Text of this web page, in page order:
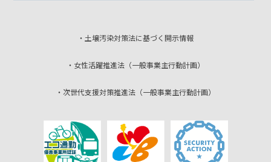
・土壌汚染対策法に基づく開示情報
・女性活躍推進法（一般事業主行動計画）
・次世代支援対策推進法（一般事業主行動計画）